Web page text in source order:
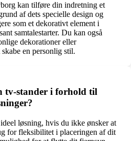
kan tilføre din indretning et
af dets specielle design og
som et dekorativt element i
samtalestarter. Du kan også
dekorationer eller
en personlig stil.
tv-stander i forhold til
løsning, hvis du ikke ønsker at
for fleksibilitet i placeringen af dit